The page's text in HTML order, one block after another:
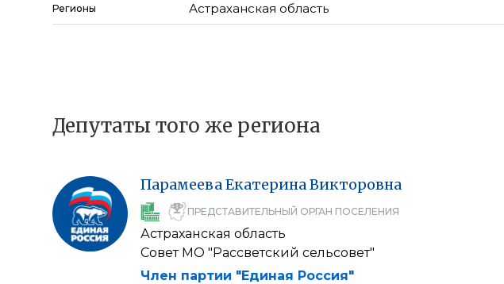
Регионы Астраханская область
Депутаты того же региона
ПарамееваЕкатеринаВикторовна
ПРЕДСТАВИТЕЛЬНЫЙ ОРГАН ПОСЕЛЕНИЯ
Астраханская область
Совет МО "Рассветский сельсовет"
Член партии "Единая Россия"